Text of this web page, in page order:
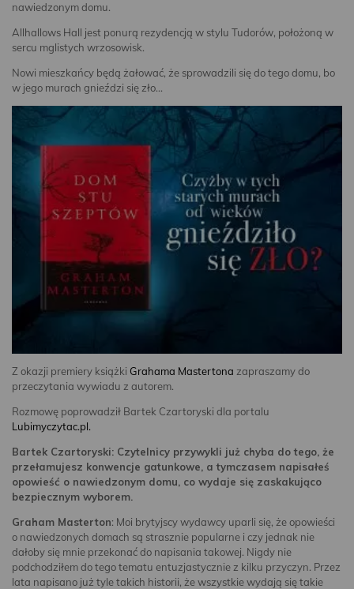
nawiedzonym domu.
Allhallows Hall jest ponurą rezydencją w stylu Tudorów, położoną w
sercu mglistych wrzosowisk.
Nowi mieszkańcy będą żałować, że sprowadzili się do tego domu, bo
w jego murach gnieździ się zło…
Z okazji premiery książki Grahama Mastertona zapraszamy do
przeczytania wywiadu z autorem.
Rozmowę poprowadził Bartek Czartoryski dla portalu
Lubimyczytac.pl.
Bartek Czartoryski: Czytelnicy przywykli już chyba do tego, że
przełamujesz konwencje gatunkowe, a tymczasem napisałeś
opowieść o nawiedzonym domu, co wydaje się zaskakująco
bezpiecznym wyborem.
Graham Masterton: Moi brytyjscy wydawcy uparli się, że opowieści
o nawiedzonych domach są strasznie popularne i czy jednak nie
dałoby się mnie przekonać do napisania takowej. Nigdy nie
podchodziłem do tego tematu entuzjastycznie z kilku przyczyn. Przez
lata napisano już tyle takich historii, że wszystkie wydają się takie